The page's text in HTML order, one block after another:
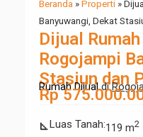
Beranda »Properti »
Banyuwangi, Dekat
Dijual
Rogojampi
Stasiun dan
Rumah Dijual di
Rp
square_footLuas Tanah:119 m2